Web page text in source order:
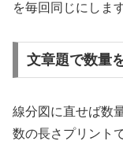
を毎回同じにします
文章題で数量
線分図に直せば数
数の長さプリント